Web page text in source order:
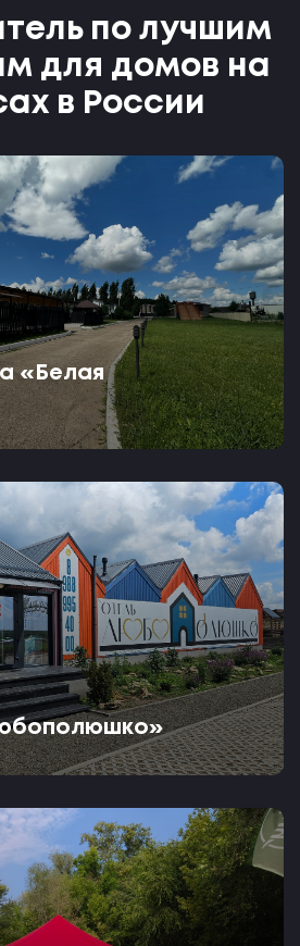
по лучшим
для домов на
в России
«Белая